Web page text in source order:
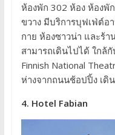
ห้องพัก 302 ห้อง ห้องพั
ขวาง มีบริการบุฟเฟ่ต์อ
กาย ห้องซาวน่า และร้า
สามารถเดินไปได้ ใกล้
Finnish National
ห่างจากถนนช้อปปิ้ง เ
4. Hotel Fabian